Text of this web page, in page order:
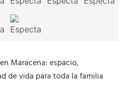
Maracena: espacio,
de vida para toda la familia